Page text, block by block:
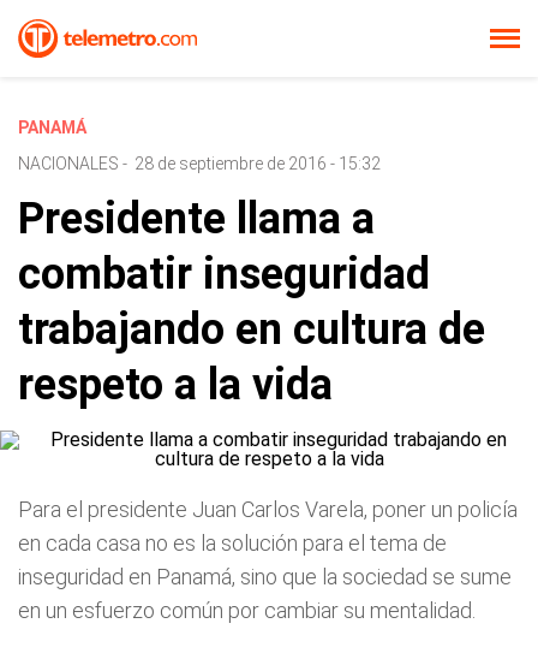
PANAMÁ
NACIONALES - 28 de septiembre de 2016 - 15:32
Presidente llama a
combatir inseguridad
trabajando en cultura de
respeto a la vida
Para el presidente Juan Carlos Varela, poner un policía
en cada casa no es la solución para el tema de
inseguridad en Panamá, sino que la sociedad se sume
en un esfuerzo común por cambiar su mentalidad.